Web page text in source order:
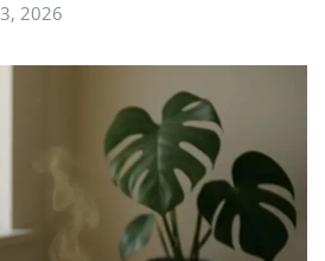
2026